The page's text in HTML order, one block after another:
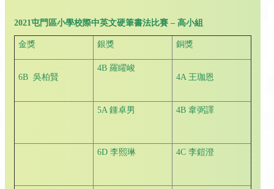
2021屯門區小學校際中英文硬筆書法比賽 – 高小組
金獎 銀獎 銅獎
6B 吳柏賢
4B 羅矅峻
4A 王珈恩
5A 鍾卓男 4B 韋弼譯
6D 李熙琳 4C 李鎧澄